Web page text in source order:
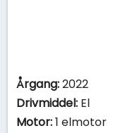
Årgang:2022
Drivmiddel: El
Motor:1 elmotor